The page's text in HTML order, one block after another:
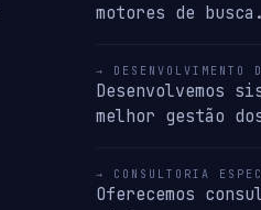
motores de busca.
→ DESENVOLVIMENTO
Desenvolvemos
melhor gestão
→ CONSULTORIA
Oferecemos